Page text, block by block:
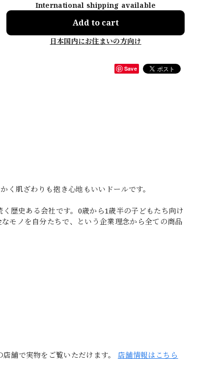
International shipping available
Add to cart
日本国内にお住まいの方向け
Save
肌ざわりも抱き心地もいいドールです。
歴史ある会社です。0歳から1歳半の子どもたち向け
モノを自分たちで、という企業理念から全ての商品
舗で実物をご覧いただけます。 店舗情報はこちら